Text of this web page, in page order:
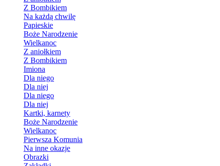
Z Bombikiem
Na każdą chwilę
Papieskie
Boże Narodzenie
Wielkanoc
Z aniołkiem
Z Bombikiem
Imiona
Dla niego
Dla niej
Dla niego
Dla niej
Kartki, karnety
Boże Narodzenie
Wielkanoc
Pierwsza Komunia
Na inne okazje
Obrazki